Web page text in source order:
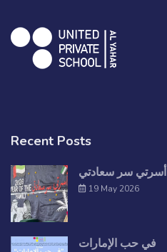
Recent Posts
أسرتي سر سعادتي
19 May 2026
في حب الإمارات